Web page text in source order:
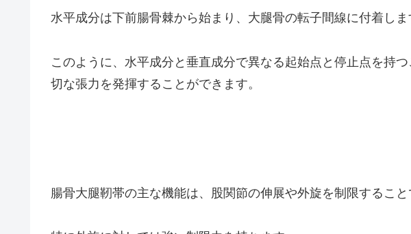
水平成分は下前腸骨棘から始まり、大腿骨の転子間線に付着しま
このように、水平成分と垂直成分で異なる起始点と停止点を持
切な張力を発揮することができます。
腸骨大腿靭帯の主な機能は、股関節の伸展や外旋を制限すること